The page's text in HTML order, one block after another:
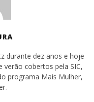
durante dez anos e hoje
cobertos pela SIC,
programa Mais Mulher,